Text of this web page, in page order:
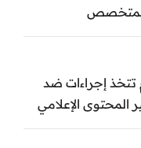
المتخصص
تتخذ إجراءات ضد
الإعلامي